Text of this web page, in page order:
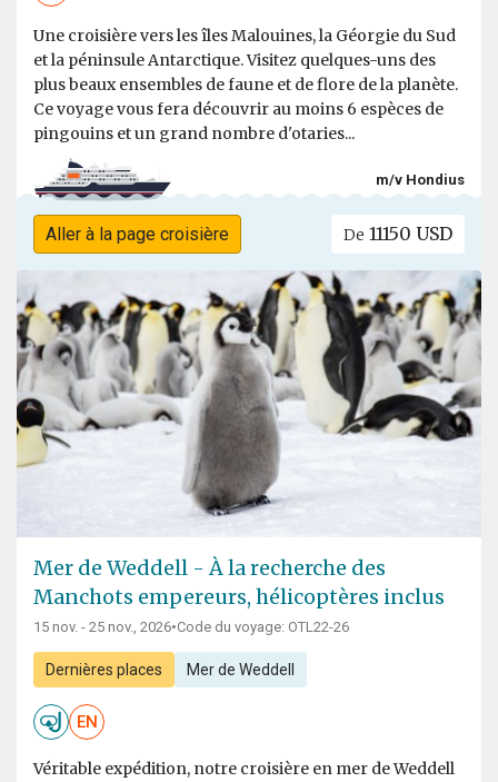
Une croisière vers les îles Malouines, la Géorgie du Sud
et la péninsule Antarctique. Visitez quelques-uns des
plus beaux ensembles de faune et de flore de la planète.
Ce voyage vous fera découvrir au moins 6 espèces de
pingouins et un grand nombre d'otaries...
m/v Hondius
Aller à la page croisière De 11150 USD
Mer de Weddell - À la recherche des
Manchots empereurs, hélicoptères inclus
15 nov. - 25 nov., 2026•Code du voyage: OTL22-26
Dernières places Mer de Weddell
EN
Véritable expédition, notre croisière en mer de Weddell